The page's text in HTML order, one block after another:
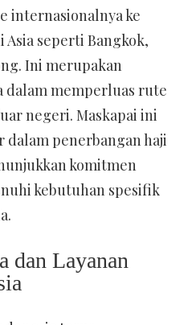
internasionalnya ke
Asia seperti Bangkok,
Ini merupakan
dalam memperluas rute
negeri. Maskapai ini
penerbangan haji
komitmen
kebutuhan spesifik
dan Layanan